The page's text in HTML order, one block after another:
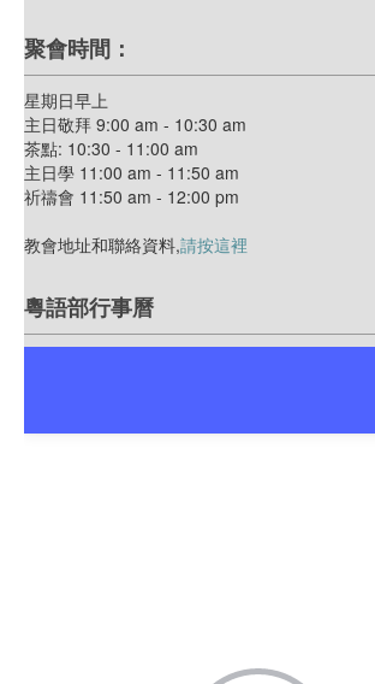
聚會時間：
星期日早上
主日敬拜 9:00 am - 10:30 am
茶點: 10:30 - 11:00 am
主日學 11:00 am - 11:50 am
祈禱會 11:50 am - 12:00 pm
教會地址和聯絡資料,請按這裡
粵語部行事曆